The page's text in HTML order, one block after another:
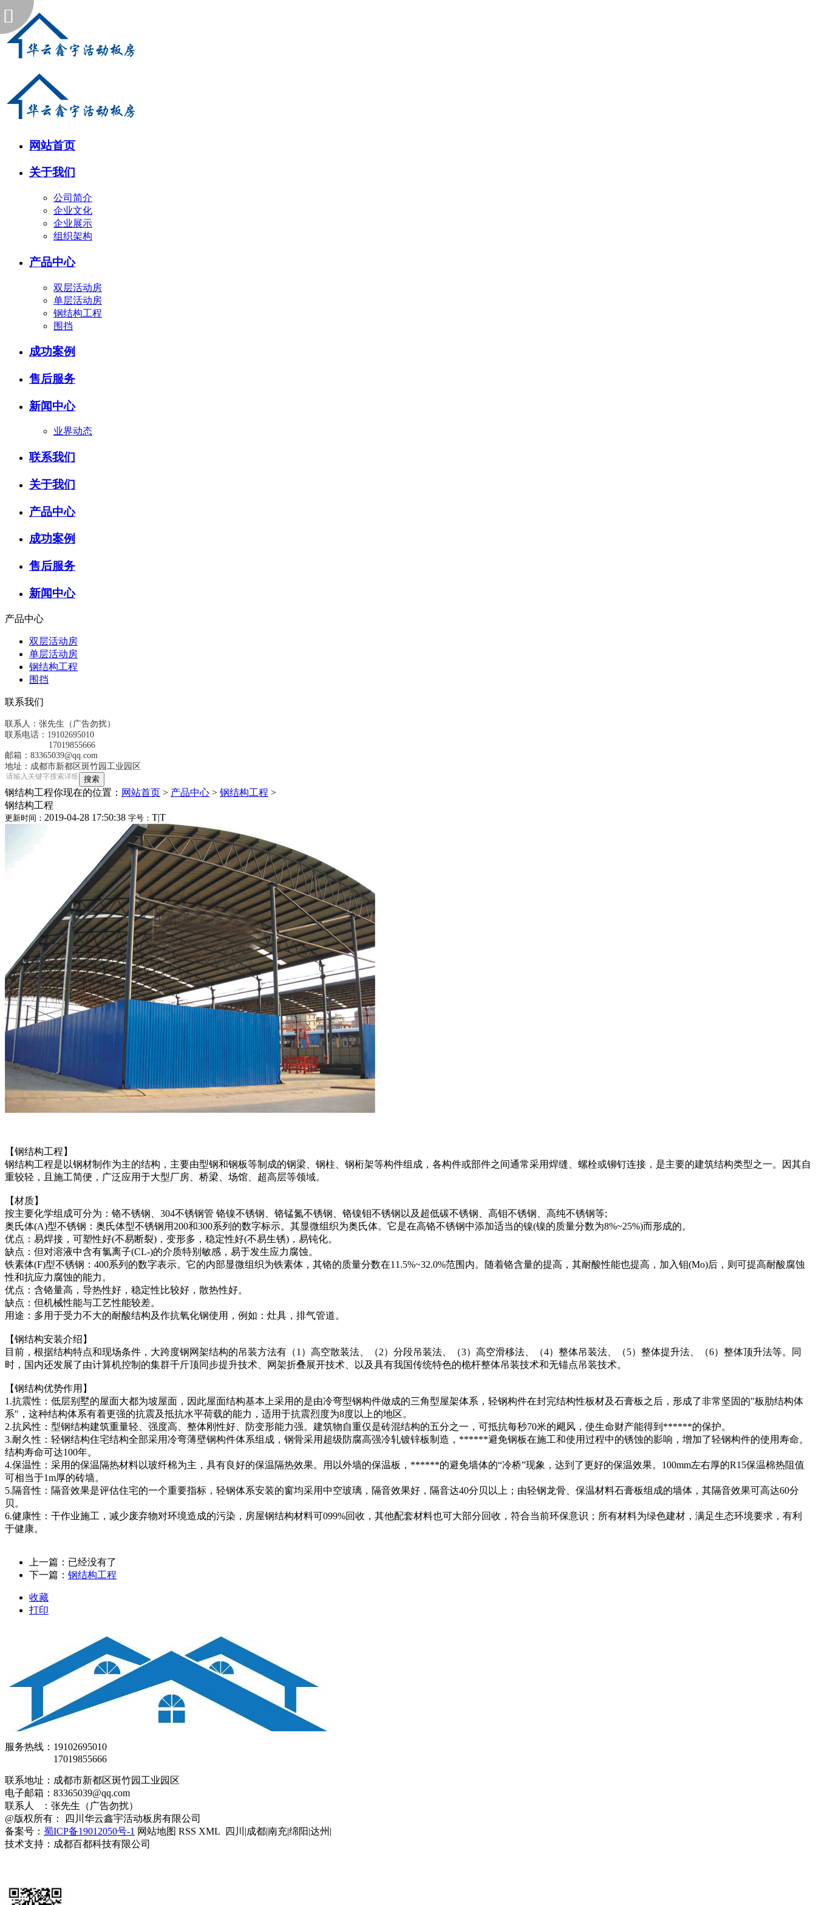
网站首页
关于我们
公司简介
企业文化
企业展示
组织架构
产品中心
双层活动房
单层活动房
钢结构工程
围挡
成功案例
售后服务
新闻中心
业界动态
联系我们
关于我们
产品中心
成功案例
售后服务
新闻中心
产品中心
双层活动房
单层活动房
钢结构工程
围挡
联系我们
联系人：张先生（广告勿扰）
联系电话：19102695010
17019855666
邮箱：83365039@qq.com
地址：成都市新都区斑竹园工业园区
钢结构工程你现在的位置： 网站首页 > 产品中心 > 钢结构工程 >
钢结构工程
更新时间： 2019-04-28 17:50:38 字号： T|T
【钢结构工程】
钢结构工程是以钢材制作为主的结构，主要由型钢和钢板等制成的钢梁、钢柱、钢桁架等构件组成，各构件或部件之间通常采用焊缝、螺栓或铆钉连接，是主要的建筑结构类型之一。因其自
重较轻，且施工简便，广泛应用于大型厂房、桥梁、场馆、超高层等领域。
【材质】
按主要化学组成可分为：铬不锈钢、304不锈钢管 铬镍不锈钢、铬锰氮不锈钢、铬镍钼不锈钢以及超低碳不锈钢、高钼不锈钢、高纯不锈钢等;
奥氏体(A)型不锈钢：奥氏体型不锈钢用200和300系列的数字标示。其显微组织为奥氏体。它是在高铬不锈钢中添加适当的镍(镍的质量分数为8%~25%)而形成的。
优点：易焊接，可塑性好(不易断裂)，变形多，稳定性好(不易生锈)，易钝化。
缺点：但对溶液中含有氯离子(CL-)的介质特别敏感，易于发生应力腐蚀。
铁素体(F)型不锈钢：400系列的数字表示。它的内部显微组织为铁素体，其铬的质量分数在11.5%~32.0%范围内。随着铬含量的提高，其耐酸性能也提高，加入钼(Mo)后，则可提高耐酸腐蚀
性和抗应力腐蚀的能力。
优点：含铬量高，导热性好，稳定性比较好，散热性好。
缺点：但机械性能与工艺性能较差。
用途：多用于受力不大的耐酸结构及作抗氧化钢使用，例如：灶具，排气管道。
【钢结构安装介绍】
目前，根据结构特点和现场条件，大跨度钢网架结构的吊装方法有（1）高空散装法、（2）分段吊装法、（3）高空滑移法、（4）整体吊装法、（5）整体提升法、（6）整体顶升法等。同
时，国内还发展了由计算机控制的集群千斤顶同步提升技术、网架折叠展开技术、以及具有我国传统特色的桅杆整体吊装技术和无锚点吊装技术。
【钢结构优势作用】
1.抗震性：低层别墅的屋面大都为坡屋面，因此屋面结构基本上采用的是由冷弯型钢构件做成的三角型屋架体系，轻钢构件在封完结构性板材及石膏板之后，形成了非常坚固的"板肋结构体
系"，这种结构体系有着更强的抗震及抵抗水平荷载的能力，适用于抗震烈度为8度以上的地区。
2.抗风性：型钢结构建筑重量轻、强度高、整体刚性好、防变形能力强。建筑物自重仅是砖混结构的五分之一，可抵抗每秒70米的飓风，使生命财产能得到******的保护。
3.耐久性：轻钢结构住宅结构全部采用冷弯薄壁钢构件体系组成，钢骨采用超级防腐高强冷轧镀锌板制造，******避免钢板在施工和使用过程中的锈蚀的影响，增加了轻钢构件的使用寿命。
结构寿命可达100年。
4.保温性：采用的保温隔热材料以玻纤棉为主，具有良好的保温隔热效果。用以外墙的保温板，******的避免墙体的“冷桥”现象，达到了更好的保温效果。100mm左右厚的R15保温棉热阻值
可相当于1m厚的砖墙。
5.隔音性：隔音效果是评估住宅的一个重要指标，轻钢体系安装的窗均采用中空玻璃，隔音效果好，隔音达40分贝以上；由轻钢龙骨、保温材料石膏板组成的墙体，其隔音效果可高达60分
贝。
6.健康性：干作业施工，减少废弃物对环境造成的污染，房屋钢结构材料可099%回收，其他配套材料也可大部分回收，符合当前环保意识；所有材料为绿色建材，满足生态环境要求，有利
于健康。
上一篇：已经没有了
下一篇： 钢结构工程
收藏
打印
服务热线：19102695010
17019855666
联系地址：成都市新都区斑竹园工业园区
电子邮箱：83365039@qq.com
联系人 ：张先生（广告勿扰）
@版权所有： 四川华云鑫宇活动板房有限公司
备案号： 蜀ICP备19012050号-1 网站地图 RSS XML 四川|成都|南充|绵阳|达州|
技术支持：成都百都科技有限公司